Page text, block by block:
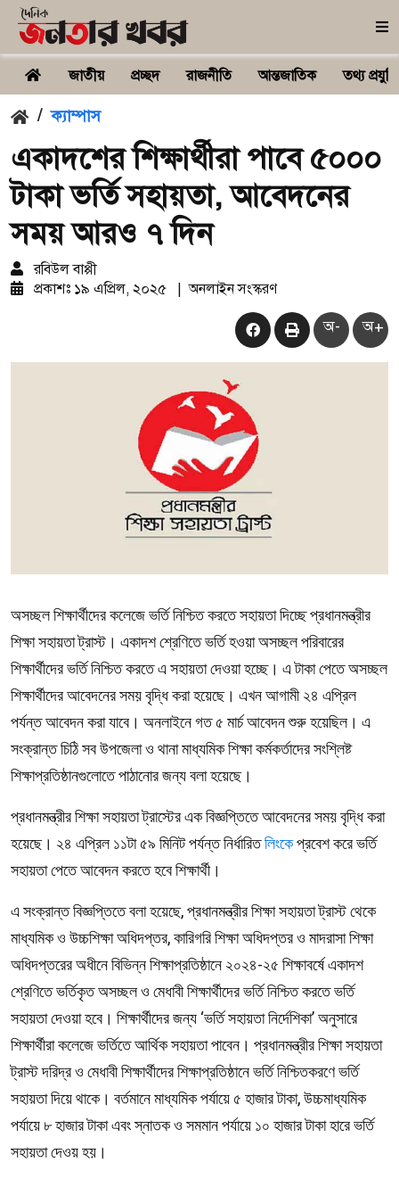
জাতীয় প্রচ্ছদ রাজনীতি আন্তজাতিক তথ্য প্রযুক্তি
/ ক্যাম্পাস
একাদশের শিক্ষার্থীরা পাবে ৫০০০
টাকা ভর্তি সহায়তা, আবেদনের
সময় আরও ৭ দিন
রবিউল বাপ্পী
প্রকাশঃ ১৯ এপ্রিল, ২০২৫ অনলাইন সংস্করণ
অ- অ+
অসচ্ছল শিক্ষার্থীদের কলেজে ভর্তি নিশ্চিত করতে সহায়তা দিচ্ছে প্রধানমন্ত্রীর
শিক্ষা সহায়তা ট্রাস্ট। একাদশ শ্রেণিতে ভর্তি হওয়া অসচ্ছল পরিবারের
শিক্ষার্থীদের ভর্তি নিশ্চিত করতে এ সহায়তা দেওয়া হচ্ছে। এ টাকা পেতে অসচ্ছল
শিক্ষার্থীদের আবেদনের সময় বৃদ্ধি করা হয়েছে। এখন আগামী ২৪ এপ্রিল
পর্যন্ত আবেদন করা যাবে। অনলাইনে গত ৫ মার্চ আবেদন শুরু হয়েছিল। এ
সংক্রান্ত চিঠি সব উপজেলা ও থানা মাধ্যমিক শিক্ষা কর্মকর্তাদের সংশ্লিষ্ট
শিক্ষাপ্রতিষ্ঠানগুলোতে পাঠানোর জন্য বলা হয়েছে।
প্রধানমন্ত্রীর শিক্ষা সহায়তা ট্রাস্টের এক বিজ্ঞপ্তিতে আবেদনের সময় বৃদ্ধি করা
হয়েছে। ২৪ এপ্রিল ১১টা ৫৯ মিনিট পর্যন্ত নির্ধারিতলিংকেপ্রবেশ করে ভর্তি
সহায়তা পেতে আবেদন করতে হবে শিক্ষার্থী।
এ সংক্রান্ত বিজ্ঞপ্তিতে বলা হয়েছে, প্রধানমন্ত্রীর শিক্ষা সহায়তা ট্রাস্ট থেকে
মাধ্যমিক ও উচ্চশিক্ষা অধিদপ্তর, কারিগরি শিক্ষা অধিদপ্তর ও মাদরাসা শিক্ষা
অধিদপ্তরের অধীনে বিভিন্ন শিক্ষাপ্রতিষ্ঠানে ২০২৪-২৫ শিক্ষাবর্ষে একাদশ
শ্রেণিতে ভর্তিকৃত অসচ্ছল ও মেধাবী শিক্ষার্থীদের ভর্তি নিশ্চিত করতে ভর্তি
সহায়তা দেওয়া হবে। শিক্ষার্থীদের জন্য ‘ভর্তি সহায়তা নির্দেশিকা’ অনুসারে
শিক্ষার্থীরা কলেজে ভর্তিতে আর্থিক সহায়তা পাবেন। প্রধানমন্ত্রীর শিক্ষা সহায়তা
ট্রাস্ট দরিদ্র ও মেধাবী শিক্ষার্থীদের শিক্ষাপ্রতিষ্ঠানে ভর্তি নিশ্চিতকরণে ভর্তি
সহায়তা দিয়ে থাকে। বর্তমানে মাধ্যমিক পর্যায়ে ৫ হাজার টাকা, উচ্চমাধ্যমিক
পর্যায়ে ৮ হাজার টাকা এবং স্নাতক ও সমমান পর্যায়ে ১০ হাজার টাকা হারে ভর্তি
সহায়তা দেওয় হয়।